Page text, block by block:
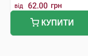
від 62.00 грн
КУПИТИ